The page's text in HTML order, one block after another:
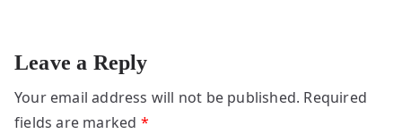
Leave a Reply
Your email address will not be published. Required
fields are marked *